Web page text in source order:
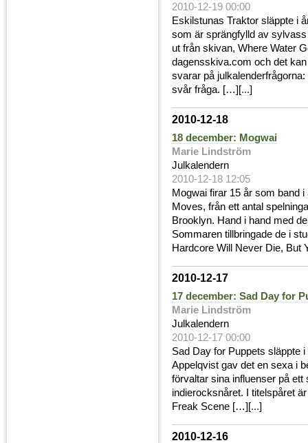
2010-12-19 00:00
Eskilstunas Traktor släppte i
som är sprängfylld av
ut från skivan, Where Water
dagensskiva.com och det
svarar på
svår fråga. […][...]
2010-12-18
18 december: Mogwai
Marie Lindström
Julkalendern
2010-12-18 12:05
Mogwai firar 15 år som band
Moves, från ett antal
Brooklyn. Hand i hand med
Sommaren tillbringade de i
Hardcore Will Never Die, But
2010-12-17
17 december: Sad Day for
Marie Lindström
Julkalendern
2010-12-17 00:00
Sad Day for Puppets släppte
Appelqvist gav det en sexa i
förvaltar sina influenser på
indierocksnåret. I titelspåret
Freak Scene […][...]
2010-12-16